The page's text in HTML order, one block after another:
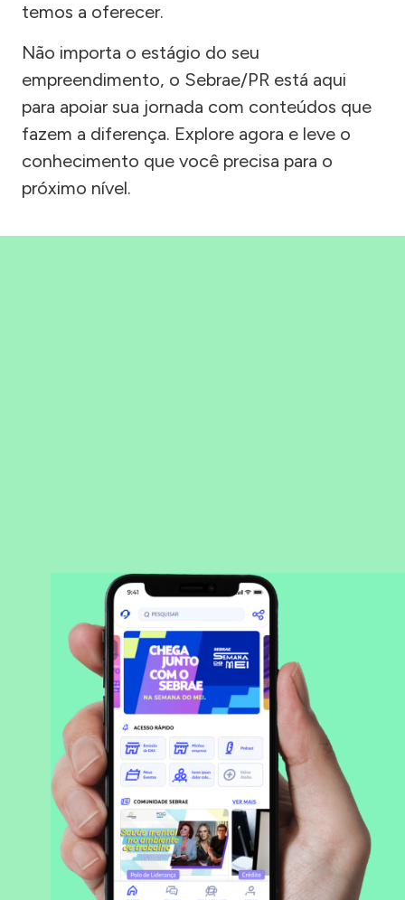
temos a oferecer.
Não importa o estágio do seu
empreendimento, o Sebrae/PR está aqui
para apoiar sua jornada com conteúdos que
fazem a diferença. Explore agora e leve o
conhecimento que você precisa para o
próximo nível.